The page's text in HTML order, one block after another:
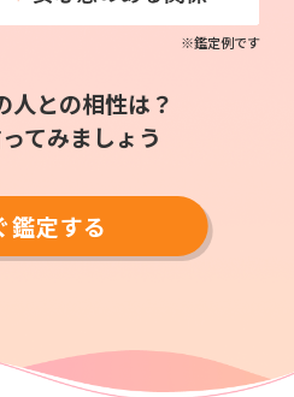
※鑑定例です
人との相性は？
てみましょう
鑑定する